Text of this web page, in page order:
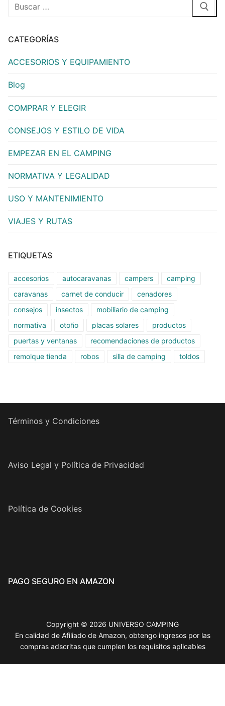
CATEGORÍAS
ACCESORIOS Y EQUIPAMIENTO
Blog
COMPRAR Y ELEGIR
CONSEJOS Y ESTILO DE VIDA
EMPEZAR EN EL CAMPING
NORMATIVA Y LEGALIDAD
USO Y MANTENIMIENTO
VIAJES Y RUTAS
ETIQUETAS
accesorios autocaravanas campers
camping
caravanas
carnet de conducir
cenadores
consejos
insectos
mobiliario de camping
normativa
otoño placas solares
productos
puertas y ventanas
recomendaciones de productos
remolque tienda
robos silla de camping toldos
Términos y Condiciones
Aviso Legal y Política de Privacidad
Política de Cookies
PAGO SEGURO EN AMAZON
Copyright © 2026 UNIVERSO CAMPING
En calidad de Afiliado de Amazon, obtengo ingresos por las
compras adscritas que cumplen los requisitos aplicables